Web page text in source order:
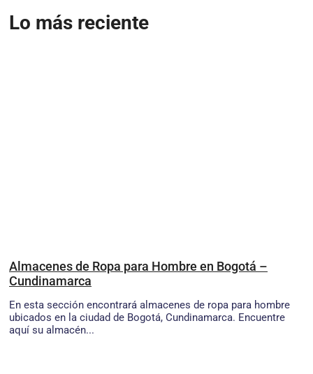
Lo más reciente
Almacenes de Ropa para Hombre en Bogotá –
Cundinamarca
En esta sección encontrará almacenes de ropa para hombre
ubicados en la ciudad de Bogotá, Cundinamarca. Encuentre
aquí su almacén...